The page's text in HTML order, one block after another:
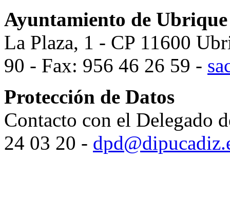
Ayuntamiento de Ubrique
La Plaza, 1 - CP 11600
90 - Fax: 956 46 26 59 -
Protección de Datos
Contacto con el Delegado
24 03 20 -